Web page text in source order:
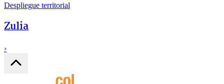
Despliegue territorial
Zulia
›